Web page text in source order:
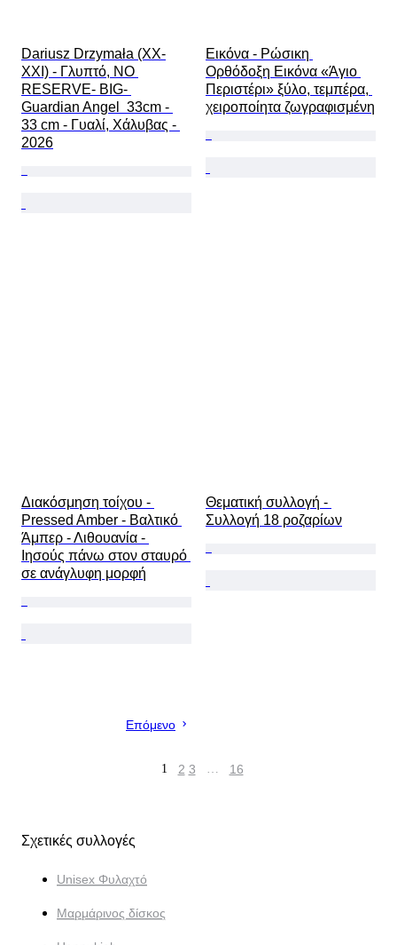
Dariusz Drzymała (XX-
XXI) - Γλυπτό, NO
RESERVE- BIG-
Guardian Angel  33cm -
33 cm - Γυαλί, Χάλυβας -
2026
Εικόνα - Ρώσικη
Ορθόδοξη Εικόνα «Άγιο
Περιστέρι» ξύλο, τεμπέρα,
χειροποίητα ζωγραφισμένη
Διακόσμηση τοίχου -
Pressed Amber - Βαλτικό
Άμπερ - Λιθουανία -
Ιησούς πάνω στον σταυρό
σε ανάγλυφη μορφή
Θεματική συλλογή -
Συλλογή 18 ροζαρίων
Επόμενο
1 2 3 … 16
Σχετικές συλλογές
Unisex Φυλαχτό
Μαρμάρινος δίσκος